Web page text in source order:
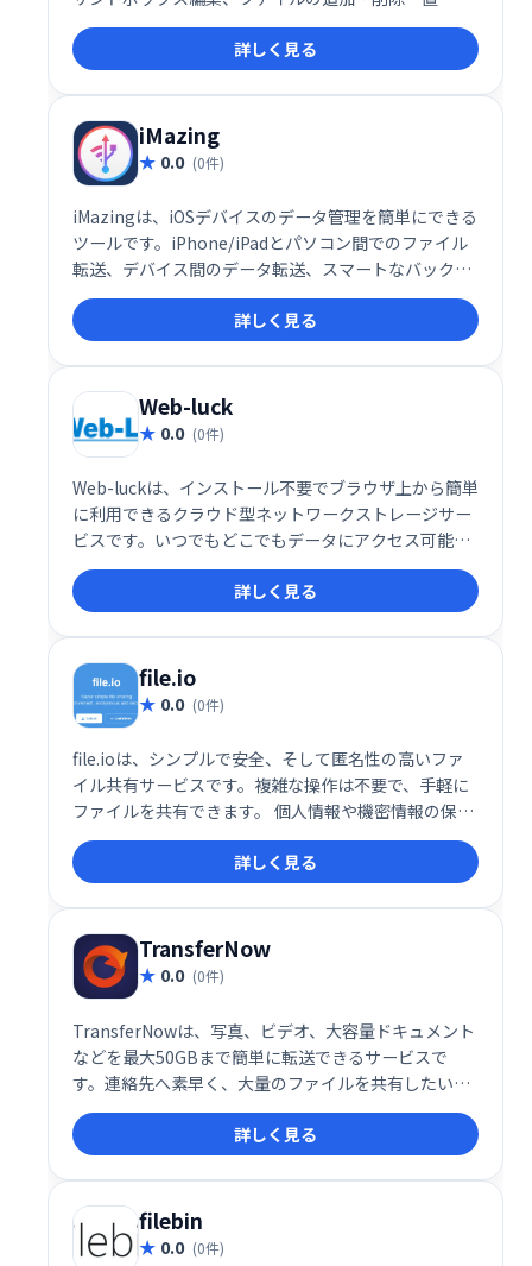
換、.plistファイルのテキスト変換など、高度な機能も
備えています。デバイス内のファイルの閲覧、探索も
スムーズに行えます。iOSデバイスのファイル管理を
効率化したい方におすすめです。
詳しく見る
iMazing
0.0 (0件)
iMazingは、iOSデバイスのデータ管理を簡単にできる
ツールです。iPhone/iPadとパソコン間でのファイル
転送、デバイス間のデータ転送、スマートなバックア
ップ作成・復元、iTunesバックアップファイルからの
データ抽出などが可能です。必要なデータだけを選択
的に操作でき、iOSデバイスのデータを効率的に管理
できます。
詳しく見る
Web-luck
0.0 (0件)
Web-luckは、インストール不要でブラウザ上から簡単
に利用できるクラウド型ネットワークストレージサー
ビスです。いつでもどこでもデータにアクセス可能
で、場所を問わず効率的なデータ管理を実現します。
詳しく見る
file.io
0.0 (0件)
file.ioは、シンプルで安全、そして匿名性の高いファ
イル共有サービスです。複雑な操作は不要で、手軽に
ファイルを共有できます。 個人情報や機密情報の保護
に配慮した設計となっており、安心してご利用いただ
けます。 誰でも簡単に、すぐにファイルを送受信でき
ます。
詳しく見る
TransferNow
0.0 (0件)
TransferNowは、写真、ビデオ、大容量ドキュメント
などを最大50GBまで簡単に転送できるサービスで
す。連絡先へ素早く、大量のファイルを共有したい時
におすすめです。
詳しく見る
filebin
0.0 (0件)